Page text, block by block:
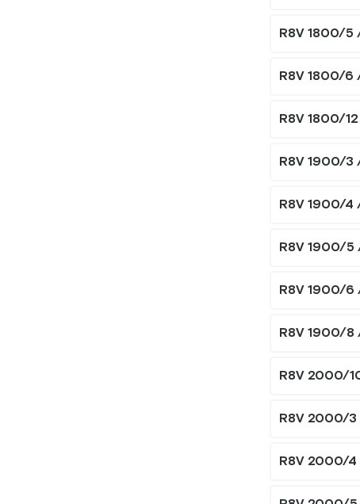
R8V 1800/5
R8V 1800/6
R8V 1800/12
R8V 1900/3
R8V 1900/4
R8V 1900/5
R8V 1900/6
R8V 1900/8
R8V 2000/
R8V 2000/3
R8V 2000/4